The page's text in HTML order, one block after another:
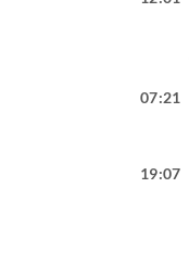
07:21
19:07